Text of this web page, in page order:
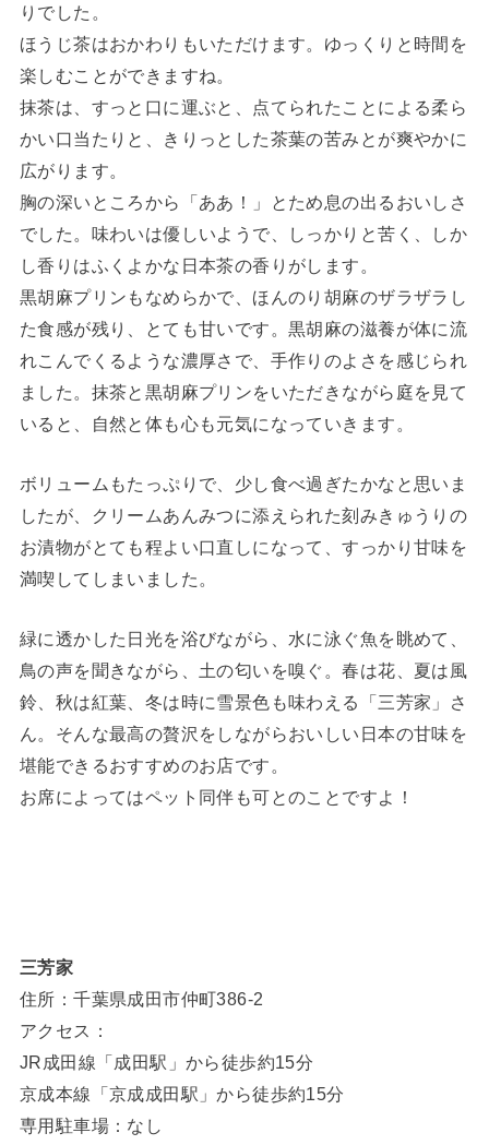
りでした。
ほうじ茶はおかわりもいただけます。ゆっくりと時間を
楽しむことができますね。
抹茶は、すっと口に運ぶと、点てられたことによる柔ら
かい口当たりと、きりっとした茶葉の苦みとが爽やかに
広がります。
胸の深いところから「ああ！」とため息の出るおいしさ
でした。味わいは優しいようで、しっかりと苦く、しか
し香りはふくよかな日本茶の香りがします。
黒胡麻プリンもなめらかで、ほんのり胡麻のザラザラし
た食感が残り、とても甘いです。黒胡麻の滋養が体に流
れこんでくるような濃厚さで、手作りのよさを感じられ
ました。抹茶と黒胡麻プリンをいただきながら庭を見て
いると、自然と体も心も元気になっていきます。
ボリュームもたっぷりで、少し食べ過ぎたかなと思いま
したが、クリームあんみつに添えられた刻みきゅうりの
お漬物がとても程よい口直しになって、すっかり甘味を
満喫してしまいました。
緑に透かした日光を浴びながら、水に泳ぐ魚を眺めて、
鳥の声を聞きながら、土の匂いを嗅ぐ。春は花、夏は風
鈴、秋は紅葉、冬は時に雪景色も味わえる「三芳家」さ
ん。そんな最高の贅沢をしながらおいしい日本の甘味を
堪能できるおすすめのお店です。
お席によってはペット同伴も可とのことですよ！
三芳家
住所：千葉県成田市仲町386-2
アクセス：
JR成田線「成田駅」から徒歩約15分
京成本線「京成成田駅」から徒歩約15分
専用駐車場：なし